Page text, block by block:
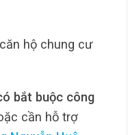
hộ chung cư
bắt buộc công
cần hỗ trợ